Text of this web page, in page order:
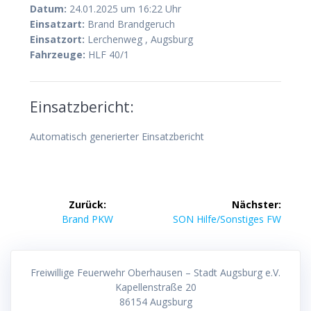
Datum: 24.01.2025 um 16:22 Uhr
Einsatzart: Brand Brandgeruch
Einsatzort: Lerchenweg , Augsburg
Fahrzeuge: HLF 40/1
Einsatzbericht:
Automatisch generierter Einsatzbericht
Beitragsnavigation
Zurück:
Vorheriger
Brand PKW
Nächster:
Nächster
SON Hilfe/Sonstiges FW
Freiwillige Feuerwehr Oberhausen – Stadt Augsburg e.V.
Kapellenstraße 20
86154 Augsburg